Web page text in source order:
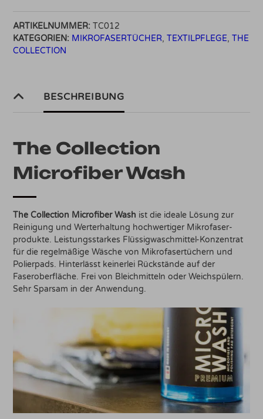
Menge
ARTIKELNUMMER: TC012
KATEGORIEN: MIKROFASERTÜCHER,TEXTILPFLEGE,THE
COLLECTION
BESCHREIBUNG
The Collection
Microfiber Wash
The Collection Microfiber Wash ist die ideale Lösung zur
Reinigung und Werterhaltung hochwertiger Mikrofaser-
produkte. Leistungsstarkes Flüssigwaschmittel-Konzentrat
für die regelmäßige Wäsche von Mikrofasertüchern und
Polierpads. Hinterlässt keinerlei Rückstände auf der
Faseroberfläche. Frei von Bleichmitteln oder Weichspülern.
Sehr Sparsam in der Anwendung.